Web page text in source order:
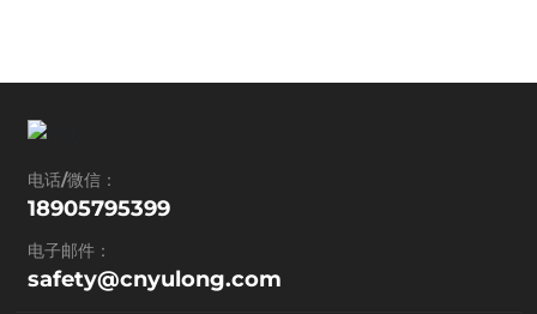
电话/微信：
18905795399
电子邮件：
safety@cnyulong.com